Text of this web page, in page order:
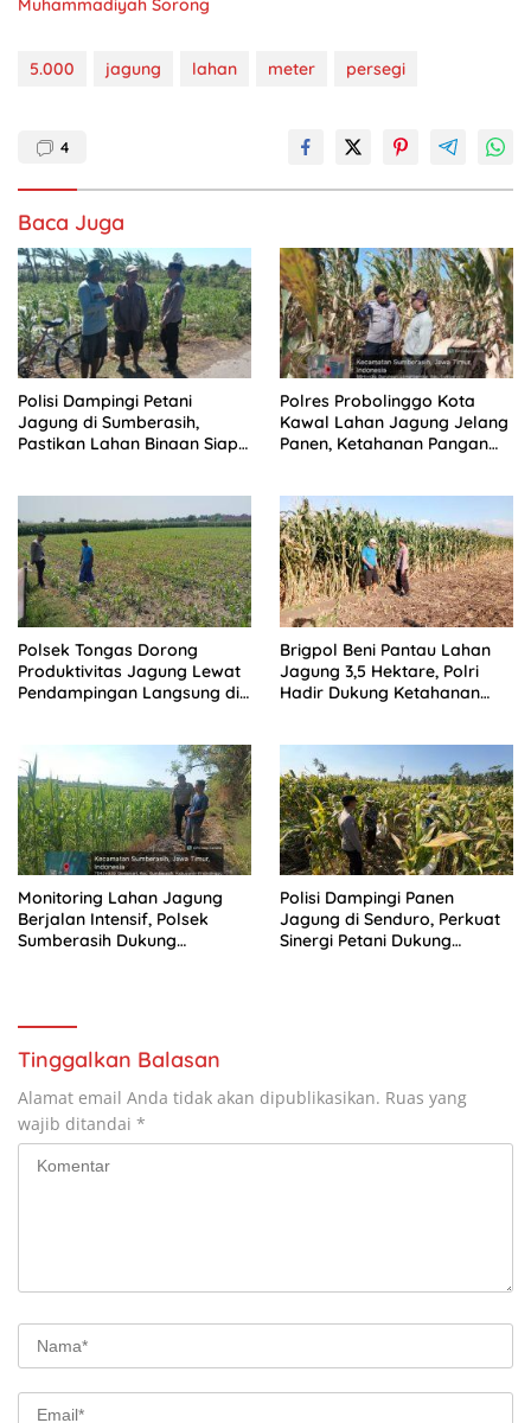
Muhammadiyah Sorong
5.000 jagung lahan meter persegi
4
Baca Juga
Polisi Dampingi Petani
Jagung di Sumberasih,
Pastikan Lahan Binaan Siap
Polres Probolinggo Kota
Kawal Lahan Jagung Jelang
Panen, Ketahanan Pangan
Polsek Tongas Dorong
Produktivitas Jagung Lewat
Pendampingan Langsung di
Brigpol Beni Pantau Lahan
Jagung 3,5 Hektare, Polri
Hadir Dukung Ketahanan
Monitoring Lahan Jagung
Berjalan Intensif, Polsek
Sumberasih Dukung
Polisi Dampingi Panen
Jagung di Senduro, Perkuat
Sinergi Petani Dukung
Tinggalkan Balasan
Alamat email Anda tidak akan dipublikasikan. Ruas yang
wajib ditandai *